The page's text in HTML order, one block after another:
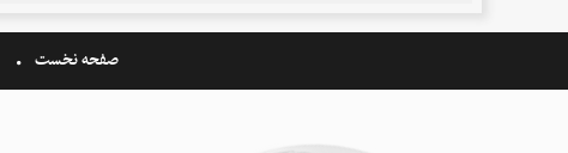
صفحه نخست